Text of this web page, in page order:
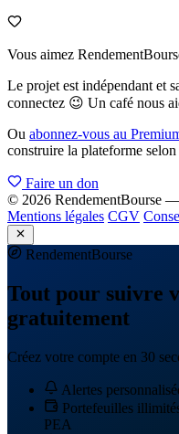
Vous aimez
Le projet est indépendant et
connectez 😉 Un café nous
Ou abonnez-vous au
construire la plateforme selon
Faire un don
© 2026 RendementBourse —
Mentions légales CGV
RendementBourse
Tout pour suivre
gratuitement
Créez votre compte en 30
Alertes
Portefeuilles
PEA